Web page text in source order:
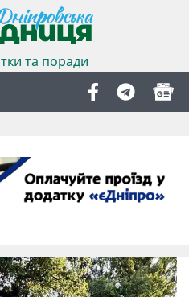
та поради